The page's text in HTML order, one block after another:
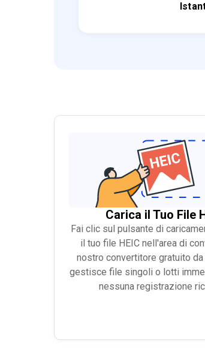
Carica il Tuo File
Fai clic sul pulsante di
il tuo file HEIC nell'area di
nostro convertitore gratuito da
gestisce file singoli o lotti
nessuna registrazione